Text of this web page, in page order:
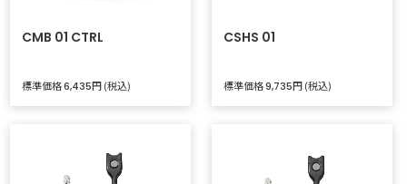
CMB 01 CTRL
標準価格6,435円 (税込)
CSHS 01
標準価格9,735円 (税込)